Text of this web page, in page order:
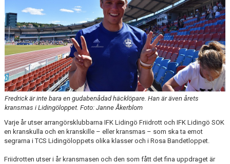
Fredrick är inte bara en gudabenådad häcklöpare. Han är även årets
kransmas i Lidingöloppet. Foto: Janne Åkerblom
Varje år utser arrangörsklubbarna IFK Lidingö Friidrott och IFK Lidingö SOK
en kranskulla och en kranskille – eller kransmas – som ska ta emot
segrarna i TCS Lidingöloppets olika klasser och i Rosa Bandetloppet.
Friidrotten utser i år kransmasen och den som fått det fina uppdraget är